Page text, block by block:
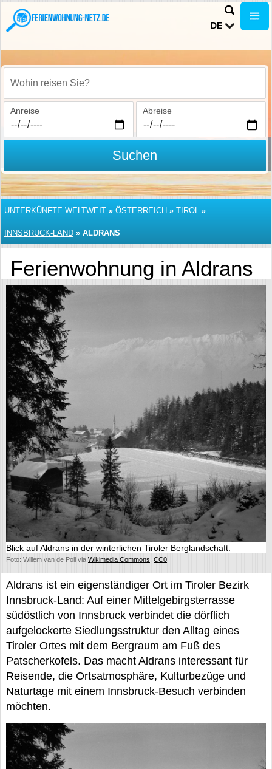
DE
Wohin reisen Sie?
Anreise Abreise
Suchen
UNTERKÜNFTE WELTWEIT » ÖSTERREICH » TIROL »
INNSBRUCK-LAND » ALDRANS
Ferienwohnung in Aldrans
Blick auf Aldrans in der winterlichen Tiroler Berglandschaft.
Foto: Willem van de Poll via Wikimedia Commons CC0
Aldrans ist ein eigenständiger Ort im Tiroler Bezirk
Innsbruck-Land: Auf einer Mittelgebirgsterrasse
südöstlich von Innsbruck verbindet die dörflich
aufgelockerte Siedlungsstruktur den Alltag eines
Tiroler Ortes mit dem Bergraum am Fuß des
Patscherkofels. Das macht Aldrans interessant für
Reisende, die Ortsatmosphäre, Kulturbezüge und
Naturtage mit einem Innsbruck-Besuch verbinden
möchten.